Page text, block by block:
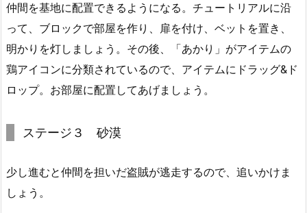
仲間を基地に配置できるようになる。チュートリアルに沿
って、ブロックで部屋を作り、扉を付け、ベットを置き、
明かりを灯しましょう。その後、「あかり」がアイテムの
鶏アイコンに分類されているので、アイテムにドラッグ&ド
ロップ。お部屋に配置してあげましょう。
ステージ３ 砂漠
少し進むと仲間を担いだ盗賊が逃走するので、追いかけま
しょう。